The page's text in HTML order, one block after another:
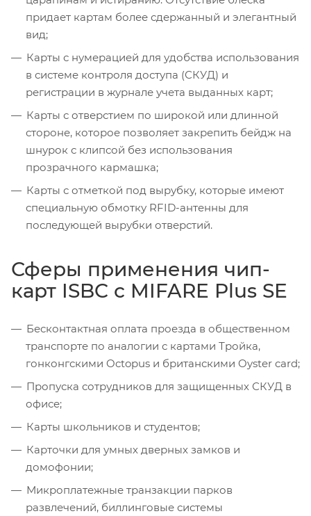
придает картам более сдержанный и элегантный
вид;
Карты с нумерацией для удобства использования
в системе контроля доступа (СКУД) и
регистрации в журнале учета выданных карт;
Карты с отверстием по широкой или длинной
стороне, которое позволяет закрепить бейдж на
шнурок с клипсой без использования
прозрачного кармашка;
Карты с отметкой под вырубку, которые имеют
специальную обмотку RFID-антенны для
последующей вырубки отверстий.
Сферы применения чип-
карт ISBC с MIFARE Plus SE
Бесконтактная оплата проезда в общественном
транспорте по аналогии с картами Тройка,
гонконгскими Octopus и британскими Oyster card;
Пропуска сотрудников для защищенных СКУД в
офисе;
Карты школьников и студентов;
Карточки для умных дверных замков и
домофонии;
Микроплатежные транзакции парков
развлечений, биллинговые системы